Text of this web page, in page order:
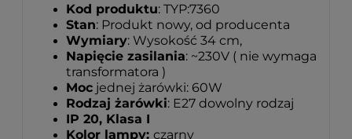
Kod produktu: TYP:7360
Stan: Produkt nowy, od producenta
Wymiary: Wysokość 34 cm,
Napięcie zasilania: ~230V ( nie wymaga
transformatora )
Moc jednej żarówki: 60W
Rodzaj żarówki: E27 dowolny rodzaj
IP 20, Klasa I
Kolor lampy: czarny